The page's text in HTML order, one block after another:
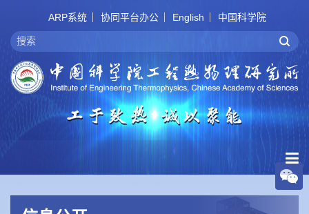
ARP系统 协同平台办公 English 中国科学院